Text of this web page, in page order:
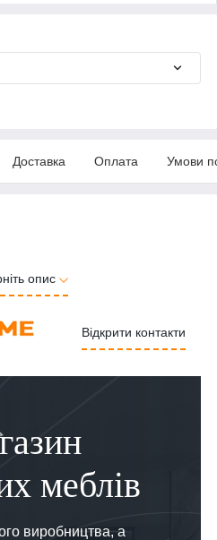
Доставка Оплата Умови
опис
Відкрити контакти
меблів
виробництва, а